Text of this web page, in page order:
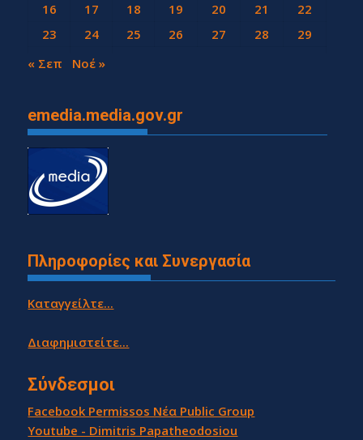
16
17 18 19 20 21
22
23
24 25 26 27 28
29
30
31
« Σεπ Νοέ »
emedia.media.gov.gr
Πληροφορίες και Συνεργασία
Καταγγείλτε...
Διαφημιστείτε...
Σύνδεσμοι
Facebook Permissos Νέα Public Group
Youtube - Dimitris Papatheodosiou